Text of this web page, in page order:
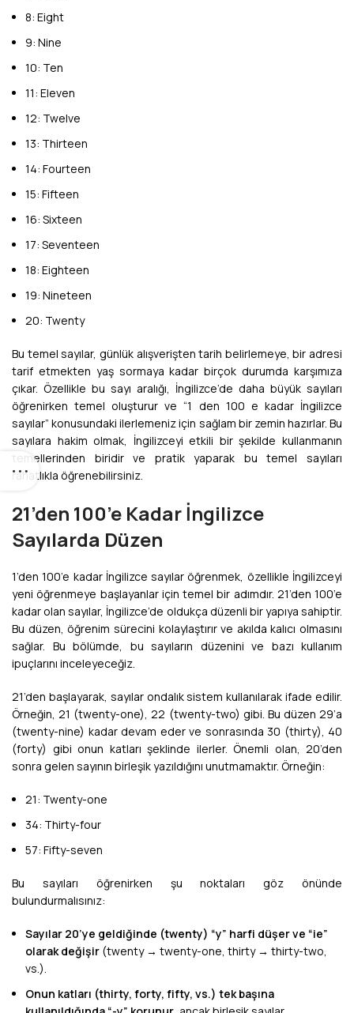
8: Eight
9: Nine
10: Ten
11: Eleven
12: Twelve
13: Thirteen
14: Fourteen
15: Fifteen
16: Sixteen
17: Seventeen
18: Eighteen
19: Nineteen
20: Twenty
Bu temel sayılar, günlük alışverişten tarih belirlemeye, bir adresi
tarif etmekten yaş sormaya kadar birçok durumda karşımıza
çıkar. Özellikle bu sayı aralığı, İngilizce’de daha büyük sayıları
öğrenirken temel oluşturur ve “1 den 100 e kadar İngilizce
sayılar” konusundaki ilerlemeniz için sağlam bir zemin hazırlar. Bu
sayılara hakim olmak, İngilizceyi etkili bir şekilde kullanmanın
temellerinden biridir ve pratik yaparak bu temel sayıları
rahatlıkla öğrenebilirsiniz.
21’den 100’e Kadar İngilizce
Sayılarda Düzen
1’den 100’e kadar İngilizce sayılar öğrenmek, özellikle İngilizceyi
yeni öğrenmeye başlayanlar için temel bir adımdır. 21’den 100’e
kadar olan sayılar, İngilizce’de oldukça düzenli bir yapıya sahiptir.
Bu düzen, öğrenim sürecini kolaylaştırır ve akılda kalıcı olmasını
sağlar. Bu bölümde, bu sayıların düzenini ve bazı kullanım
ipuçlarını inceleyeceğiz.
21’den başlayarak, sayılar ondalık sistem kullanılarak ifade edilir.
Örneğin, 21 (twenty-one), 22 (twenty-two) gibi. Bu düzen 29’a
(twenty-nine) kadar devam eder ve sonrasında 30 (thirty), 40
(forty) gibi onun katları şeklinde ilerler. Önemli olan, 20’den
sonra gelen sayının birleşik yazıldığını unutmamaktır. Örneğin:
21: Twenty-one
34: Thirty-four
57: Fifty-seven
Bu sayıları öğrenirken şu noktaları göz önünde
bulundurmalısınız:
Sayılar 20’ye geldiğinde (twenty) “y” harfi düşer ve “ie”
olarak değişir (twenty → twenty-one, thirty → thirty-two,
vs.).
Onun katları (thirty, forty, fifty, vs.) tek başına